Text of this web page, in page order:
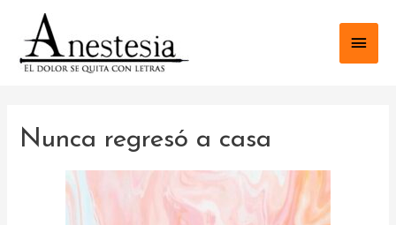
Nunca regresó a casa